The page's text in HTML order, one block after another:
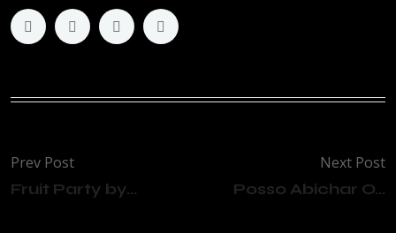
Prev Post
Fruit Party by...
Next Post
Posso Abichar O...